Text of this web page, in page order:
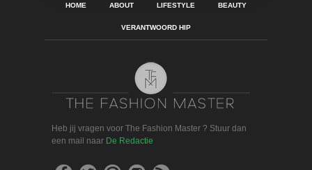
HOME ABOUT LIFESTYLE BEAUTY
VERANTWOORD HIP
Heb jij vragen voor The Fashion Master ? Stuur dan
een mail naar De Redactie